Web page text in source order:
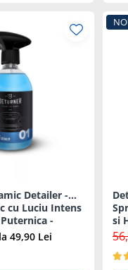
Detailer -
cu Luciu Intens
-
49,90 Lei
si